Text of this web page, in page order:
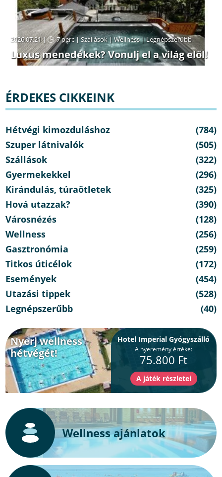
2026.07.21 | 7 perc|Szállások|Wellness|Legnépszerűbb
Luxus menedékek? Vonulj el a világ elől!
ÉRDEKES CIKKEINK
Hétvégi kimozduláshoz
(784)
Szuper látnivalók
(505)
Szállások
(322)
Gyermekekkel
(296)
Kirándulás, túraötletek
(325)
Hová utazzak?
(390)
Városnézés
(128)
Wellness
(256)
Gasztronómia
(259)
Titkos úticélok
(172)
Események
(454)
Utazási tippek
(528)
Legnépszerűbb
(40)
Nyerj wellness
hétvégét!
Hotel Imperial Gyógyszálló
A nyeremény értéke:
75.800 Ft
Wellness ajánlatok